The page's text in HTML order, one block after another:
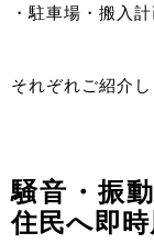
・駐車場・搬入
それぞれご紹介し
騒音・振
住民へ即